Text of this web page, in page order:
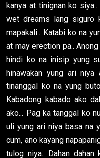
kanya at tinignan ko
wet dreams lang siguro
mapakali.. Katabi ko na
at may erection pa..
hindi ko na inisip yung
hinawakan yung ari niya
tinanggal ko na yung
Kabadong kabado ako
ako... Pag ka tanggal ko
uli yung ari niya basa na
cum, ano kayang
tulog niya.. Dahan